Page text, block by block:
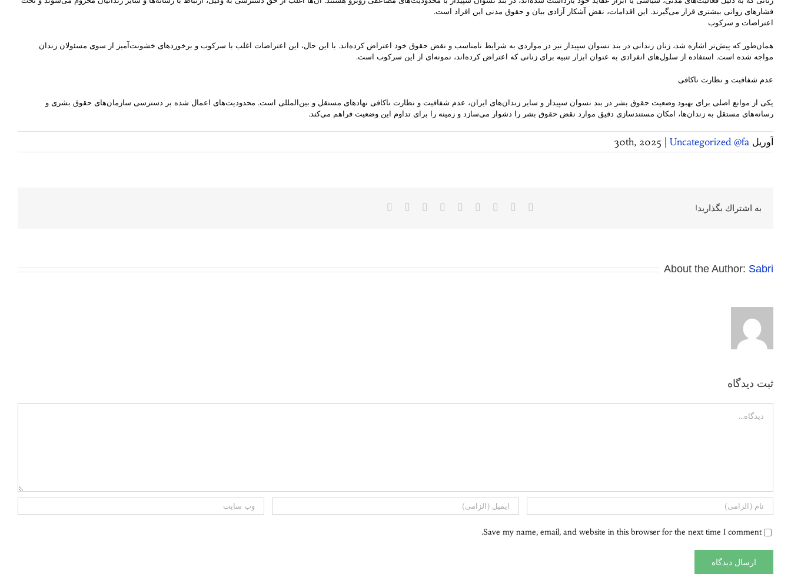
فشارهای روانی بیشتری قرار می‌گیرند. این اقدامات، نقض آشکار آزادی بیان و حقوق مدنی این افراد است.
اعتراضات و سرکوب
همان‌طور که پیش‌تر اشاره شد، زنان زندانی در بند نسوان سپیدار نیز در مواردی به شرایط نامناسب و نقض حقوق خود اعتراض کرده‌اند. با این حال، این اعتراضات اغلب با سرکوب و برخوردهای خشونت‌آمیز از سوی مسئولان زندان
مواجه شده است. استفاده از سلول‌های انفرادی به عنوان ابزار تنبیه برای زنانی که اعتراض کرده‌اند، نمونه‌ای از این سرکوب است.
عدم شفافیت و نظارت ناکافی
یکی از موانع اصلی برای بهبود وضعیت حقوق بشر در بند نسوان سپیدار و سایر زندان‌های ایران، عدم شفافیت و نظارت ناکافی نهادهای مستقل و بین‌المللی است. محدودیت‌های اعمال شده بر دسترسی سازمان‌های حقوق بشری و
رسانه‌های مستقل به زندان‌ها، امکان مستندسازی دقیق موارد نقض حقوق بشر را دشوار می‌سازد و زمینه را برای تداوم این وضعیت فراهم می‌کند.
آوریل 30th, 2025 Uncategorized @fa
به اشتراك بگذاريد! Facebook
Twitter
Reddit
LinkedIn
WhatsApp
Tumblr
Pinterest
About the Author: Sabri
ثبت ديدگاه
Save my name, email, and website in this browser for the next time I comment.